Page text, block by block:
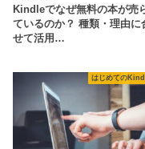
Kindleでなぜ無料の本が売
ているのか？ 種類・理由に
せて活用…
はじめての